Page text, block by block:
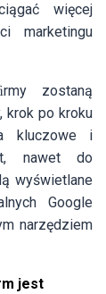
więcej
marketingu
zostaną
krok po kroku
kluczowe i
nawet do
wyświetlane
Google
narzędziem
jest